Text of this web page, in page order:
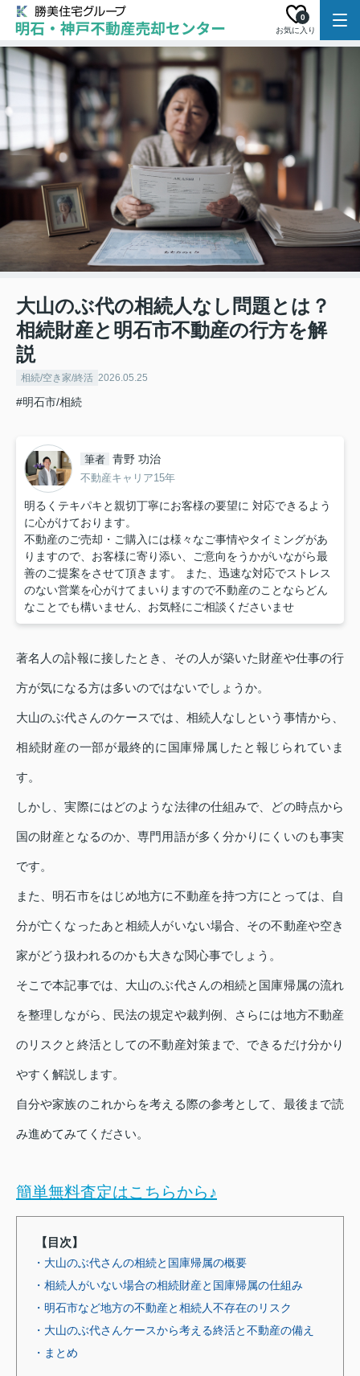
お気に入り
0
大山のぶ代の相続人なし問題とは？
相続財産と明石市不動産の行方を解
説
相続/空き家/終活 2026.05.25
#明石市/相続
筆者 青野 功治
不動産キャリア15年
明るくテキパキと親切丁寧にお客様の要望に 対応できるよう
に心がけております。
不動産のご売却・ご購入には様々なご事情やタイミングがあ
りますので、お客様に寄り添い、ご意向をうかがいながら最
善のご提案をさせて頂きます。 また、迅速な対応でストレス
のない営業を心がけてまいりますので不動産のことならどん
なことでも構いません、お気軽にご相談くださいませ
著名人の訃報に接したとき、その人が築いた財産や仕事の行
方が気になる方は多いのではないでしょうか。
大山のぶ代さんのケースでは、相続人なしという事情から、
相続財産の一部が最終的に国庫帰属したと報じられていま
す。
しかし、実際にはどのような法律の仕組みで、どの時点から
国の財産となるのか、専門用語が多く分かりにくいのも事実
です。
また、明石市をはじめ地方に不動産を持つ方にとっては、自
分が亡くなったあと相続人がいない場合、その不動産や空き
家がどう扱われるのかも大きな関心事でしょう。
そこで本記事では、大山のぶ代さんの相続と国庫帰属の流れ
を整理しながら、民法の規定や裁判例、さらには地方不動産
のリスクと終活としての不動産対策まで、できるだけ分かり
やすく解説します。
自分や家族のこれからを考える際の参考として、最後まで読
み進めてみてください。
簡単無料査定はこちらから♪
【目次】
・大山のぶ代さんの相続と国庫帰属の概要
・相続人がいない場合の相続財産と国庫帰属の仕組み
・明石市など地方の不動産と相続人不存在のリスク
・大山のぶ代さんケースから考える終活と不動産の備え
・まとめ